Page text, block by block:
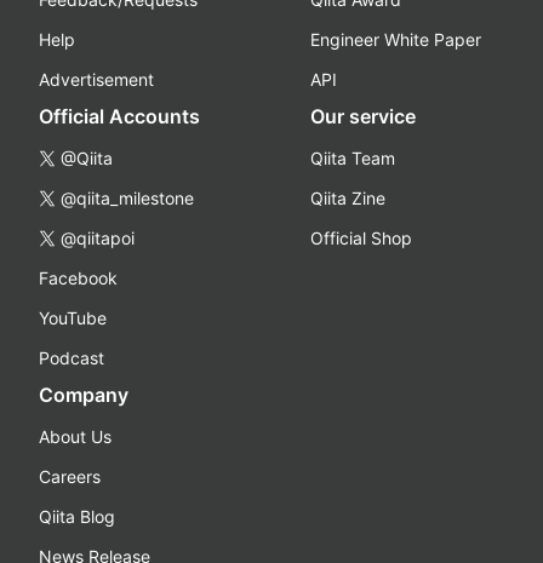
Help
Advertisement
Engineer White Paper
API
Official Accounts
@Qiita
@qiita_milestone
@qiitapoi
Facebook
YouTube
Podcast
Our service
Qiita Team
Qiita Zine
Official Shop
Company
About Us
Careers
Qiita Blog
News Release